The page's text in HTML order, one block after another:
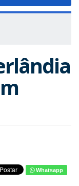
Whatsapp